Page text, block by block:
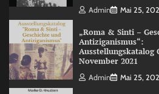
Admin Mai 25,
„Roma & Sinti –
Antiziganismus“:
Ausstellungskatalog
November 2021
Admin Mai 25,